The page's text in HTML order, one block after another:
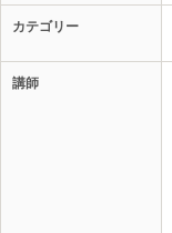
カテゴリー
講師